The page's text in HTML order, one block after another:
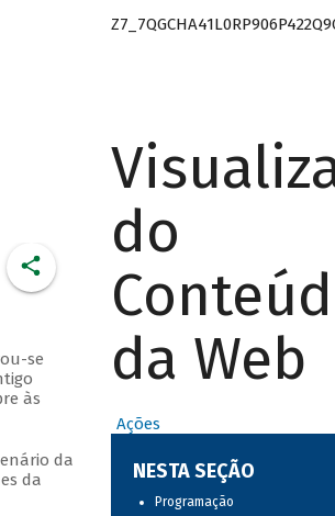
se
às
da
da
do
da Web
Ações
NESTA SEÇÃO
Programação